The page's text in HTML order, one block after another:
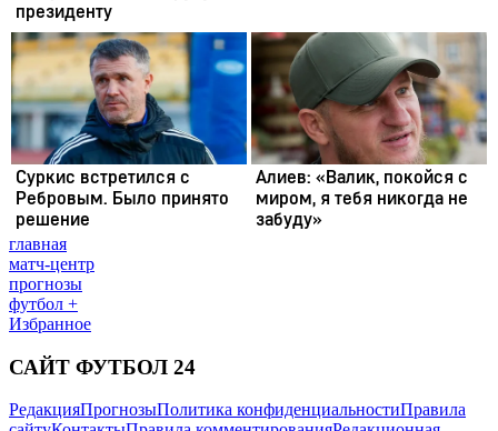
главная
матч-центр
прогнозы
футбол +
Избранное
САЙТ ФУТБОЛ 24
РедакцияПрогнозыПолитика конфиденциальностиПравила